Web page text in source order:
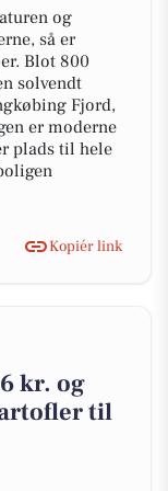
og
så er
Blot 800
solvendt
Fjord,
er moderne
plads til hele
Kopiér link
kr. og
til